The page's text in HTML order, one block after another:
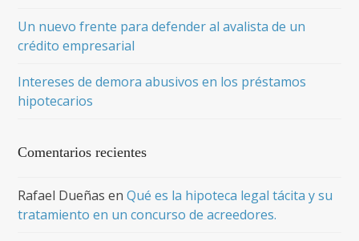
Un nuevo frente para defender al avalista de un
crédito empresarial
Intereses de demora abusivos en los préstamos
hipotecarios
Comentarios recientes
Rafael Dueñas enQué es la hipoteca legal tácita y su
tratamiento en un concurso de acreedores.